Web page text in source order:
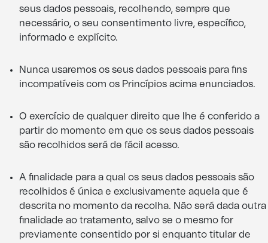
seus dados pessoais, recolhendo, sempre que
necessário, o seu consentimento livre, específico,
informado e explícito.
Nunca usaremos os seus dados pessoais para fins
incompatíveis com os Princípios acima enunciados.
O exercício de qualquer direito que lhe é conferido a
partir do momento em que os seus dados pessoais
são recolhidos será de fácil acesso.
A finalidade para a qual os seus dados pessoais são
recolhidos é única e exclusivamente aquela que é
descrita no momento da recolha. Não será dada outra
finalidade ao tratamento, salvo se o mesmo for
previamente consentido por si enquanto titular de